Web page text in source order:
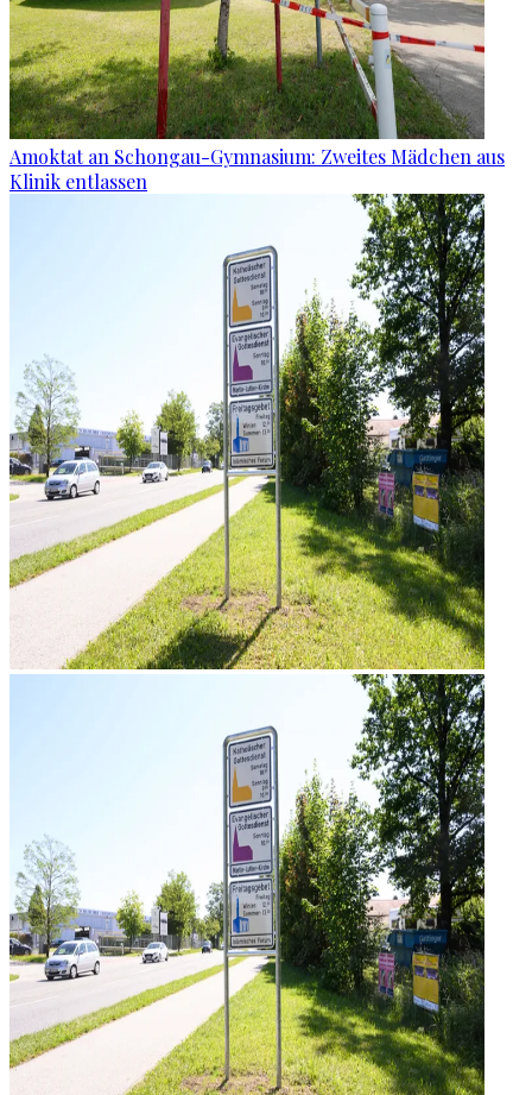
Amoktat an Schongau-Gymnasium: Zweites Mädchen aus
Klinik entlassen